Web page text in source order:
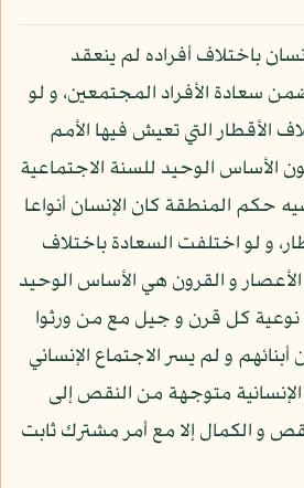
باختلاف أفراده لم ينعقد
سعادة الأفراد المجتمعين، و لو
الأقطار التي تعيش فيها الأمم
الأساس الوحيد للسنة الاجتماعية
حكم المنطقة كان الإنسان أنواعا
و لو اختلفت السعادة باختلاف
الأعصار و القرون هي الأساس الوحيد
نوعية كل قرن و جيل مع من ورثوا
و لم يسر الاجتماع الإنساني
متوجهة من النقص إلى
و الكمال إلا مع أمر مشترك ثابت